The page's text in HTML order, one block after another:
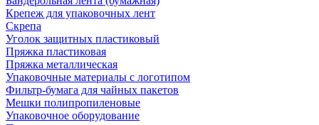
Крепеж для упаковочных лент
Скрепа
Уголок защитных пластиковый
Пряжка пластиковая
Пряжка металлическая
Упаковочные материалы с логотипом
Фильтр-бумага для чайных пакетов
Мешки полипропиленовые
Упаковочное оборудование